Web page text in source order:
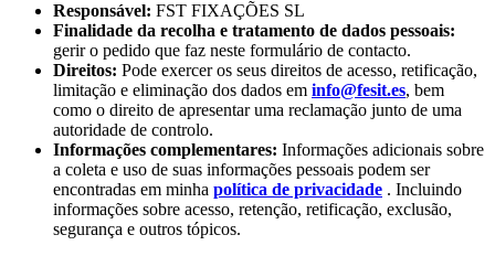
Responsável: FST FIXAÇÕES SL
Finalidade da recolha e tratamento de dados pessoais:
gerir o pedido que faz neste formulário de contacto.
Direitos: Pode exercer os seus direitos de acesso, retificação,
limitação e eliminação dos dados em info@fesit.es, bem
como o direito de apresentar uma reclamação junto de uma
autoridade de controlo.
Informações complementares: Informações adicionais sobre
a coleta e uso de suas informações pessoais podem ser
encontradas em minha política de privacidade . Incluindo
informações sobre acesso, retenção, retificação, exclusão,
segurança e outros tópicos.